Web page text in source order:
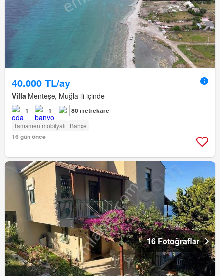
40.000 TL/ay
Villa Menteşe, Muğla ili içinde
1 1 80 metrekare
Tamamen mobilyalı Bahçe
16 gün önce
16 Fotoğraflar